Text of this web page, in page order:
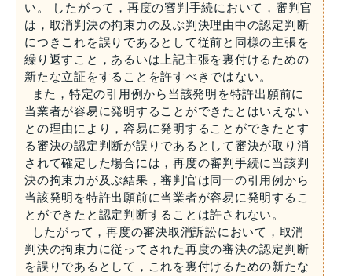
い 。 したがって，再度の審判手続において，審判官
は，取消判決の拘束力の及ぶ判決理由中の認定判断
につきこれを誤りであるとして従前と同様の主張を
繰り返すこと，あるいは上記主張を裏付けるための
新たな立証をすることを許すべきではない。
また，特定の引用例から当該発明を特許出願前に
当業者が容易に発明することができたとはいえない
との理由により，容易に発明することができたとす
る審決の認定判断が誤りであるとして審決が取り消
されて確定した場合には，再度の審判手続に当該判
決の拘束力が及ぶ結果，審判官は同一の引用例から
当該発明を特許出願前に当業者が容易に発明するこ
とができたと認定判断することは許されない。
したがって，再度の審決取消訴訟において，取消
判決の拘束力に従ってされた再度の審決の認定判断
を誤りであるとして，これを裏付けるための新たな